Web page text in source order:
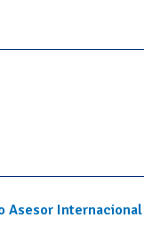
Asesor Internacional